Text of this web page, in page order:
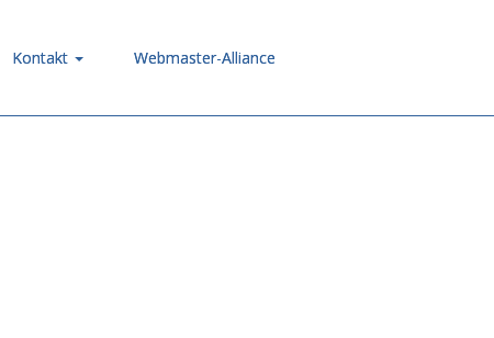
Kontakt Webmaster-Alliance